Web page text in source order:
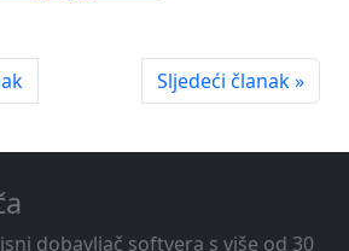
Sljedeći članak »
dobavljač softvera s više od 30